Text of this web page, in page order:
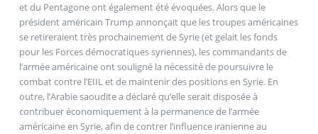
et du Pentagone ont également été évoquées. Alors que le
président américain Trump annonçait que les troupes américaines
se retireraient très prochainement de Syrie (et gelait les fonds
pour les Forces démocratiques syriennes), les commandants de
l’armée américaine ont souligné la nécessité de poursuivre le
combat contre l’EIIL et de maintenir des positions en Syrie. En
outre, l’Arabie saoudite a déclaré qu’elle serait disposée à
contribuer économiquement à la permanence de l’armée
américaine en Syrie, afin de contrer l’influence iranienne au